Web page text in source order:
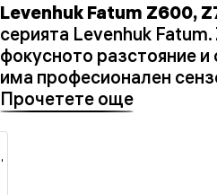
Levenhuk Fatum Z600,
серията Levenhuk
фокусното разстояние
има професионален
Прочетете още